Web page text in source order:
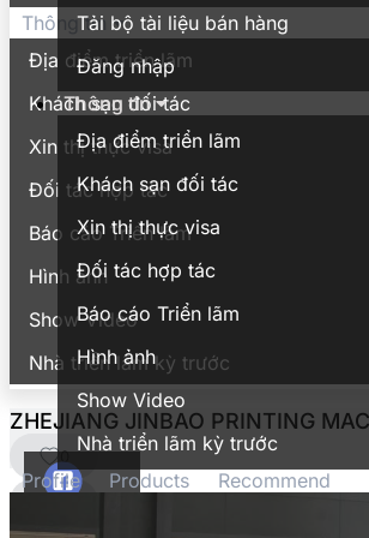
Tải bộ tài liệu bán hàng
Đăng nhập
Thông tin
Địa điểm triển lãm
Khách sạn đối tác
Xin thị thực visa
Đối tác hợp tác
Báo cáo Triển lãm
Hình ảnh
Show Video
Nhà triển lãm kỳ trước
Thông tin
Địa điểm triển lãm
Khách sạn đối tác
Xin thị thực visa
Đối tác hợp tác
Báo cáo Triển lãm
Hình ảnh
Show Video
Nhà triển lãm kỳ trước
ZHEJIANG JINBAO PRINTING
0
Profile Products Recommend